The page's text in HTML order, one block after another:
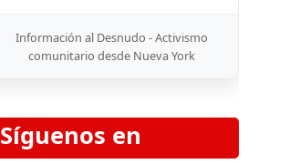
Información al Desnudo - Activismo
comunitario desde Nueva York
Síguenos en